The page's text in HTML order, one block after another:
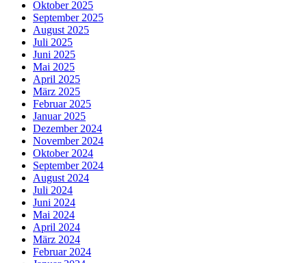
Oktober 2025
September 2025
August 2025
Juli 2025
Juni 2025
Mai 2025
April 2025
März 2025
Februar 2025
Januar 2025
Dezember 2024
November 2024
Oktober 2024
September 2024
August 2024
Juli 2024
Juni 2024
Mai 2024
April 2024
März 2024
Februar 2024